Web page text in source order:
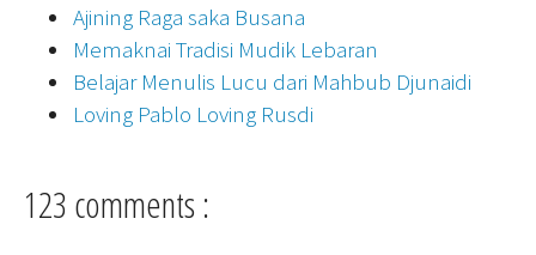
Ajining Raga saka Busana
Memaknai Tradisi Mudik Lebaran
Belajar Menulis Lucu dari Mahbub Djunaidi
Loving Pablo Loving Rusdi
123 comments :